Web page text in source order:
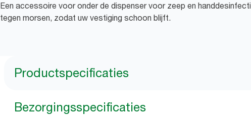
Een accessoire voor onder de dispenser voor zeep en
tegen morsen, zodat uw vestiging schoon blijft.
Productspecificaties
Bezorgingsspecificaties